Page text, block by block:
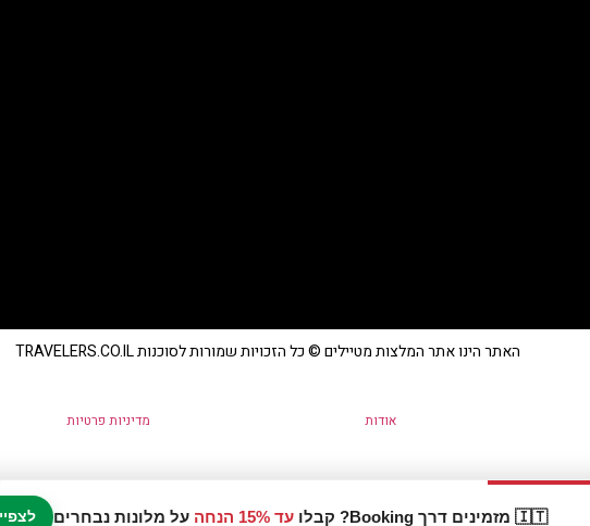
🇮🇹 מזמינים דרך Booking? קבלו עד 15% הנחה על מלונות נבחרים
האתר הינו אתר המלצות מטיילים © כל הזכויות שמורות לסוכנות TRAVELERS.CO.IL
אודות מדיניות פרטיות